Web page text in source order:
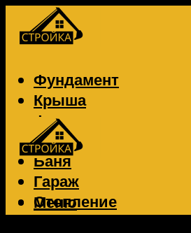
Фундамент
Крыша
Фасад
Забор
Баня
Гараж
Отопление
Вентиляция
Меню